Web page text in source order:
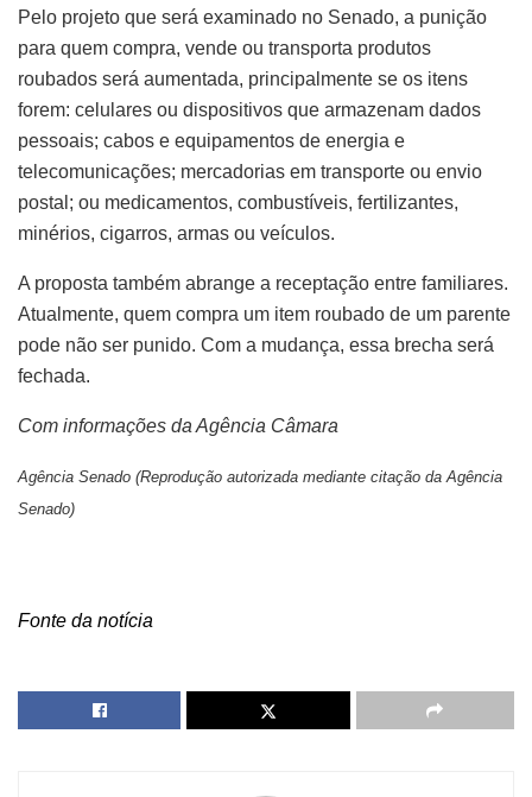
Pelo projeto que será examinado no Senado, a punição
para quem compra, vende ou transporta produtos
roubados será aumentada, principalmente se os itens
forem: celulares ou dispositivos que armazenam dados
pessoais; cabos e equipamentos de energia e
telecomunicações; mercadorias em transporte ou envio
postal; ou medicamentos, combustíveis, fertilizantes,
minérios, cigarros, armas ou veículos.
A proposta também abrange a receptação entre familiares.
Atualmente, quem compra um item roubado de um parente
pode não ser punido. Com a mudança, essa brecha será
fechada.
Com informações da Agência Câmara
Agência Senado (Reprodução autorizada mediante citação da Agência
Senado)
Fonte da notícia